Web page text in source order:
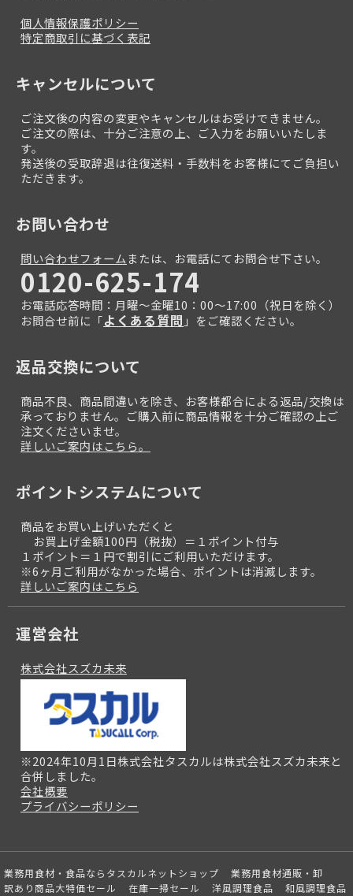
個人情報保護ポリシー
特定商取引に基づく表記
キャンセルについて
ご注文後の内容の変更やキャンセルはお受けできません。
ご注文の際は、十分ご注意の上、ご入力をお願いいたしま
す。
発送後の受取辞退は往復送料・手数料をお客様にてご負担い
ただきます。
お問い合わせ
問い合わせフォームまたは、お電話にてお問合せ下さい。
0120-625-174
お電話応答時間：月曜～金曜10：00～17:00（祝日を除く）
お問合せ前に「よくある質問 」をご確認ください。
返品交換について
商品不良、商品間違いを除き、お客様都合による返品/交換は
承っておりません。ご購入前に商品情報を十分ご確認の上ご
注文くださいませ。
詳しいご案内はこちら。
ポイントシステムについて
商品をお買い上げいただくと
お買上げ金額100円（税抜）＝１ポイント付与
１ポイント＝１円で割引にご利用いただけます。
※6ヶ月ご利用がなかった場合、ポイントは消滅します。
詳しいご案内はこちら
運営会社
株式会社スズカ未来
※2024年10月1日株式会社タスカルは株式会社スズカ未来と
合併しました。
会社概要
プライバシーポリシー
業務用食材・食品ならタスカルネットショップ
業務用食材通販・卸
訳あり商品大特価セール
在庫一掃セール 洋風調理食品 和風調理食品